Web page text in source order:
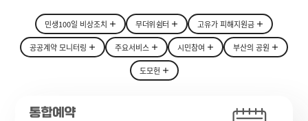
민생100일 비상조치 무더위 쉼터
고유가 피해지원금
공공계약 모니터링
주요서비스 시민참여
부산의 공원
도모헌
통합예약